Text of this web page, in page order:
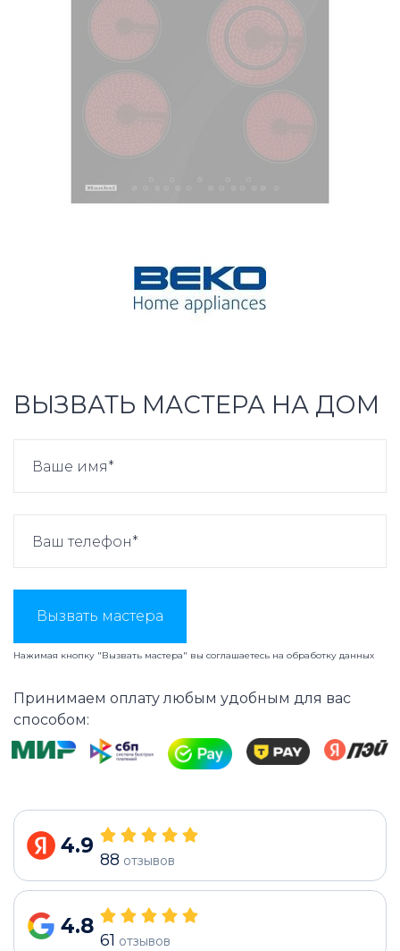
ВЫЗВАТЬ МАСТЕРА НА ДОМ
Вызвать мастера
Нажимая кнопку "Вызвать мастера" вы соглашаетесь на обработку данных
Принимаем оплату любым удобным для вас
способом:
4.9
88 отзывов
4.8
61 отзывов